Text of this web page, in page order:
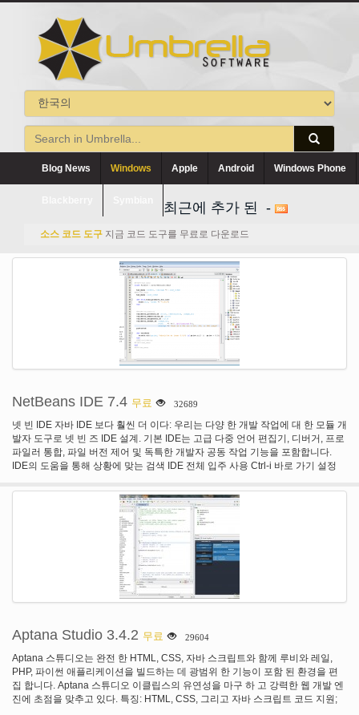
Blog News Windows Apple Android Windows Phone
최근에 추가 된 -
소스 코드 도구 지금 코드 도구를 무료로 다운로드
NetBeans IDE 7.4 무료 32689
넷 빈 IDE 자바 IDE 보다 훨씬 더 이다: 우리는 다양 한 개발 작업에 대 한 모듈 개
발자 도구로 넷 빈 즈 IDE 설계. 기본 IDE는 고급 다중 언어 편집기, 디버거, 프로
파일러 통합, 파일 버전 제어 및 독특한 개발자 공동 작업 기능을 포함합니다.
IDE의 도움을 통해 상황에 맞는 검색 IDE 전체 입주 사용 Ctrl-i 바로 가기 설정
찾을 수 있습니다 뿐만 아니라 모든 관련 메뉴 작업, 옵션 패널 및 문서. 사용자
지정 설치 선택 기능을 제공 하는 넷 빈 즈 IDE 다운로드 해야 합니다. 수 중 모든
기능을 가진 다운로드를 선택 하 고 구성 설치만 필요한 기능을 실제로 설치 얻
을; 또는 기능의 하위 집합만 가진 작은 다운로드 중 하나를 선택 합니다. 항상 추
가, 제거 또는 Java SE, Java EE, 자바 ME, 자바 Fx, 루비, 그루비, PHP, C/c + +,
UML, 또는 SOA 개발, 다양 한 타사 공급 업체에서 다른 기능을 포함 하 여 기능
집합을 업데이트 하려면 도구 메뉴에서 플러그인 관리자를 사용할 수 플러그인
Aptana Studio 3.4.2 무료 29604
Aptana 스튜디오는 완전 한 HTML, CSS, 자바 스크립트와 함께 루비와 레일,
PHP, 파이썬 애플리케이션을 빌드하는 데 광범위 한 기능이 포함 된 환경을 편
집 합니다. Aptana 스튜디오 이클립스의 유연성을 마구 하 고 강력한 웹 개발 엔
진에 초점을 맞추고 있다. 특징: HTML, CSS, 그리고 자바 스크립트 코드 지원;